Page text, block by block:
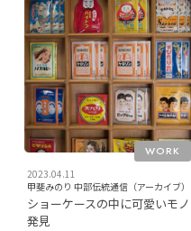
2023.04.11
WORK
甲斐みのり 中部伝統通信（アーカイブ）
ショーケースの中に可愛いモノ
発見